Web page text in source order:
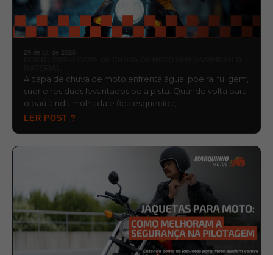
29 de jul. de 2026
A capa de chuva de moto enfrenta água, poeira, fuligem,
suor e resíduos levantados pela pista. Quando volta para
o baú ainda molhada e fica esquecida,…
LER POST ?